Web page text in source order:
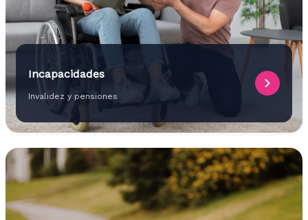
Incapacidades
Invalidez y pensiones